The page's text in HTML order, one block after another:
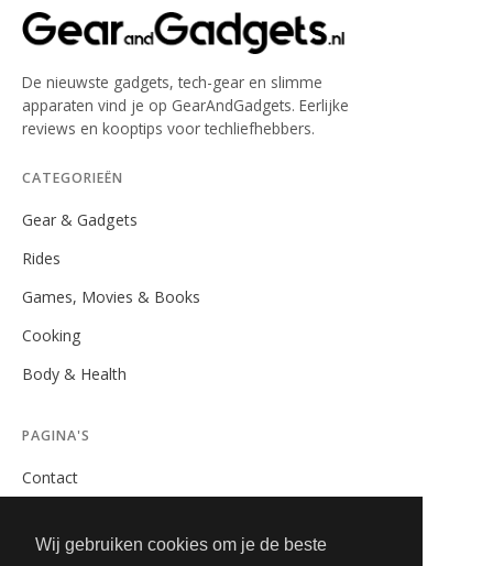
Wij gebruiken cookies om je de beste
De nieuwste gadgets, tech-gear en slimme
apparaten vind je op GearAndGadgets. Eerlijke
reviews en kooptips voor techliefhebbers.
CATEGORIEËN
Gear & Gadgets
Rides
Games, Movies & Books
Cooking
Body & Health
PAGINA'S
Contact
Algemene Voorwaarden